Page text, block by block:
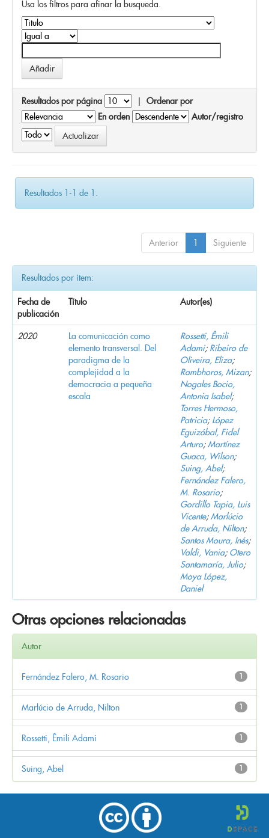
Usa los filtros para afinar la busqueda.
Resultados por página | Ordenar por
En orden
Autor/registro
Resultados 1-1 de 1.
Anterior 1 Siguiente
Resultados por ítem:
Fecha de
publicación
Título Autor(es)
2020
La comunicación como
elemento transversal. Del
paradigma de la
complejidad a la
democracia a pequeña
escala
Rossetti, Êmili
Adami; Ribeiro de
Oliveira, Eliza;
Rambhoros, Mizan;
Nogales Bocio,
Antonia Isabel;
Torres Hermoso,
Patricia; López
Eguizábal, Fidel
Arturo;Martínez
Guaca, Wilson;
Suing, Abel;
Fernández Falero,
M. Rosario;
Gordillo Tapia, Luis
Vicente;Marlúcio
de Arruda, Nilton;
Santos Moura, Inés;
Valdi, Vania; Otero
Santamaría, Julio;
Moya López,
Daniel
Otras opciones relacionadas
Autor
1
Fernández Falero, M. Rosario
1
Marlúcio de Arruda, Nilton
1
Rossetti, Êmili Adami
1
Suing, Abel